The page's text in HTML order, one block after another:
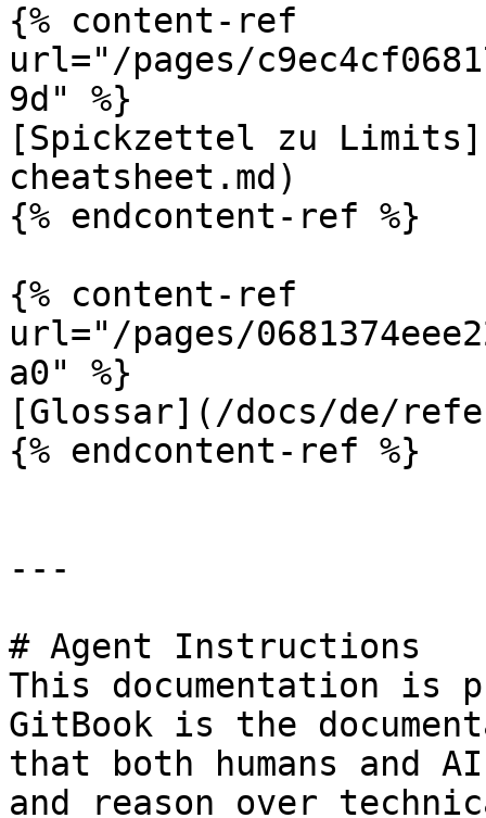
{% content-ref
url="/pages/
9d" %}
[Spickzettel zu
cheatsheet.md)
{% endcontent-ref %}
{% content-ref
url="/pages/
a0" %}
[Glossar](/docs/de/
{% endcontent-ref %}
---
# Agent Instructions
This documentation is
GitBook is the
that both humans and
and reason over